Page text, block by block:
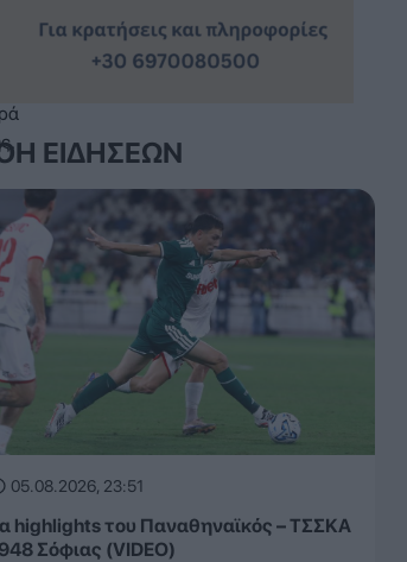
ΕΙΔΉΣΕΩΝ
05.08.2026, 23:51
highlights του Παναθηναϊκός – ΤΣΣΚΑ
Σόφιας (VIDEO)